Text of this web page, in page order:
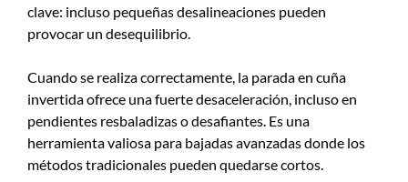
clave: incluso pequeñas desalineaciones pueden
provocar un desequilibrio.
Cuando se realiza correctamente, la parada en cuña
invertida ofrece una fuerte desaceleración, incluso en
pendientes resbaladizas o desafiantes. Es una
herramienta valiosa para bajadas avanzadas donde los
métodos tradicionales pueden quedarse cortos.